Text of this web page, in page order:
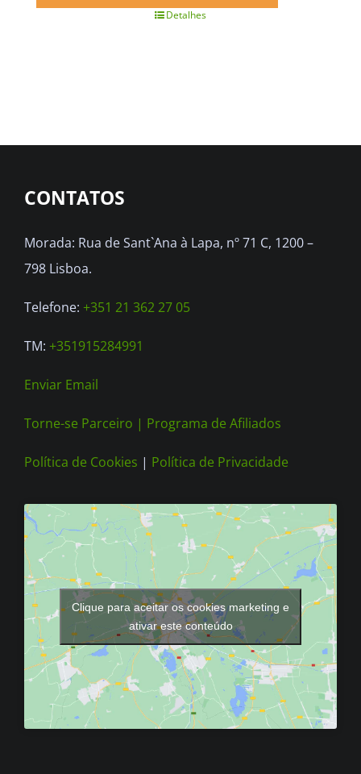
Detalhes
CONTATOS
Morada: Rua de Sant`Ana à Lapa, nº 71 C, 1200 –
798 Lisboa.
Telefone: +351 21 362 27 05
TM: +351915284991
Enviar Email
Torne-se Parceiro | Programa de Afiliados
Política de Cookies | Política de Privacidade
Clique para aceitar os cookies marketing e
ativar este conteúdo